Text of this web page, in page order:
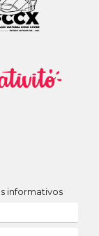
informativos